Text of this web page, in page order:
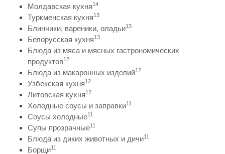
Молдавская кухня14
Туркменская кухня13
Блинчики, вареники, оладьи13
Белорусская кухня13
Блюда из мяса и мясных гастрономических
продуктов12
Блюда из макаронных изделий12
Узбекская кухня12
Литовская кухня12
Холодные соусы и заправки11
Соусы холодные11
Супы прозрачные11
Блюда из диких животных и дичи11
Борщи11